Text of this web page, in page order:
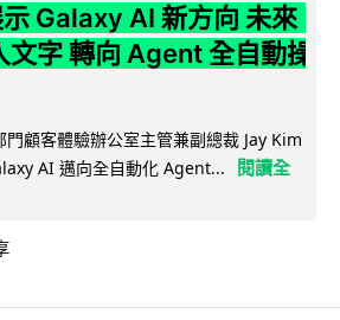
Galaxy AI 新方向 未來
文字 轉向 Agent 全自動操
顧客體驗辦公室主管兼副總裁 Jay Kim
AI 邁向全自動化 Agent...
閱讀全